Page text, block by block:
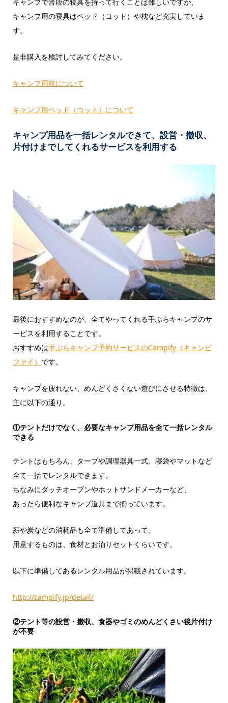
キャンプ用の寝具はベッド（コット）や枕など充実していま
す。
是非購入を検討してみてください。
キャンプ用枕について
キャンプ用ベッド（コット）について
キャンプ用品を一括レンタルできて、設営・撤収、
片付けまでしてくれるサービスを利用する
最後におすすめなのが、全てやってくれる手ぶらキャンプのサ
ービスを利用することです。
おすすめは手ぶらキャンプ予約サービスのCampify（キャンピ
ファイ） です。
キャンプを疲れない、めんどくさくない遊びにさせる特徴は、
主に以下の通り。
①テントだけでなく、必要なキャンプ用品を全て一括レンタル
できる
テントはもちろん、タープや調理器具一式、寝袋やマットなど
全て一括でレンタルできます。
ちなみにダッチオーブンやホットサンドメーカーなど、
あったら便利なキャンプ道具まで揃っています。
薪や炭などの消耗品も全て準備してあって、
用意するものは、食材とお泊りセットくらいです。
以下に準備してあるレンタル用品が掲載されています。
http://campify.jp/detail/
②テント等の設営・撤収、食器やゴミのめんどくさい後片付け
が不要